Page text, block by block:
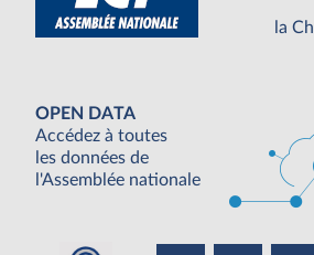
la
OPEN DATA
Accédez à toutes
les données de
l'Assemblée nationale